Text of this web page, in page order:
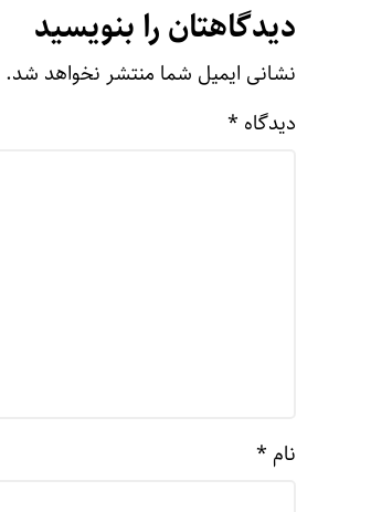
دیدگاهتان را بنویسید
نشانی ایمیل شما منتشر نخواهد شد.
دیدگاه *
نام *